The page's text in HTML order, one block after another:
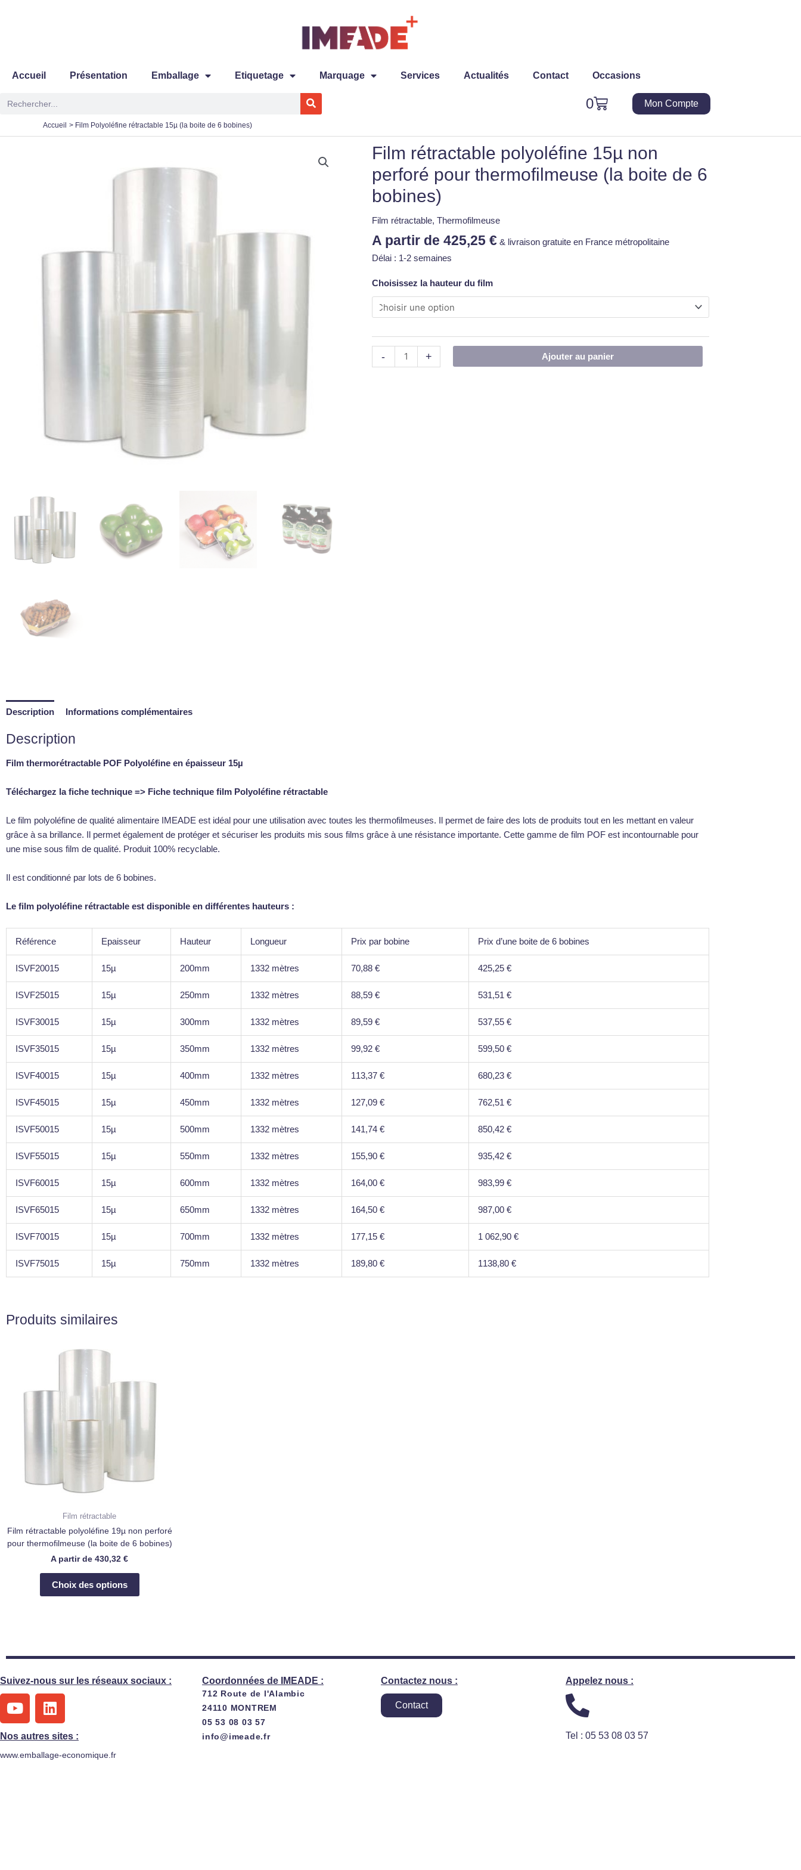
Accueil Présentation Emballage Etiquetage Marquage Services Actualités Contact Occasions
Rechercher 0
Panier Mon Compte
Accueil Film Polyoléfine rétractable 15µ (la boite de 6 bobines)
Film rétractable polyoléfine 15µ non
perforé pour thermofilmeuse (la boite de 6
bobines)
Film rétractable, Thermofilmeuse
A partir de 425,25 € & livraison gratuite en France métropolitaine
Délai : 1-2 semaines
Choisissez la hauteur du film
-
quantité
Film
rétractable
15µ
non
perforé
pour
thermofilmeuse
boite
de
6
bobines)
+ Ajouter au panier
Description Informations complémentaires
Description
Film thermorétractable POF Polyoléfine en épaisseur 15µ
Téléchargez la fiche technique => Fiche technique film Polyoléfine rétractable
Le film polyoléfine de qualité alimentaire IMEADE est idéal pour une utilisation avec toutes les thermofilmeuses. Il permet de faire des lots de produits tout en les mettant en valeur
grâce à sa brillance. Il permet également de protéger et sécuriser les produits mis sous films grâce à une résistance importante. Cette gamme de film POF est incontournable pour
une mise sous film de qualité. Produit 100% recyclable.
Il est conditionné par lots de 6 bobines.
Le film polyoléfine rétractable est disponible en différentes hauteurs :
Référence Epaisseur Hauteur Longueur Prix par bobine Prix d’une boite de 6 bobines
ISVF20015 15µ 200mm 1332 mètres 70,88 € 425,25 €
ISVF25015 15µ 250mm 1332 mètres 88,59 € 531,51 €
ISVF30015 15µ 300mm 1332 mètres 89,59 € 537,55 €
ISVF35015 15µ 350mm 1332 mètres 99,92 € 599,50 €
ISVF40015 15µ 400mm 1332 mètres 113,37 € 680,23 €
ISVF45015 15µ 450mm 1332 mètres 127,09 € 762,51 €
ISVF50015 15µ 500mm 1332 mètres 141,74 € 850,42 €
ISVF55015 15µ 550mm 1332 mètres 155,90 € 935,42 €
ISVF60015 15µ 600mm 1332 mètres 164,00 € 983,99 €
ISVF65015 15µ 650mm 1332 mètres 164,50 € 987,00 €
ISVF70015 15µ 700mm 1332 mètres 177,15 € 1 062,90 €
ISVF75015 15µ 750mm 1332 mètres 189,80 € 1138,80 €
Produits similaires
Film rétractable
Film rétractable polyoléfine 19µ non perforé
pour thermofilmeuse (la boite de 6 bobines)
A partir de 430,32 €
Choix des options
plusieurs
options
du
produit
Suivez-nous sur les réseaux sociaux :
Y
o
u
t
u
L
i
n
k
e
Nos autres sites :
www.emballage-economique.fr
Coordonnées de IMEADE :
712 Route de l'Alambic
24110 MONTREM
05 53 08 03 57
info@imeade.fr
Contactez nous :
Contact
Appelez nous :
Tel : 05 53 08 03 57